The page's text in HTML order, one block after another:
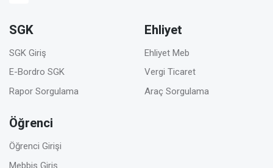
SGK
SGK Giriş
E-Bordro SGK
Rapor Sorgulama
Ehliyet
Ehliyet Meb
Vergi Ticaret
Araç Sorgulama
Öğrenci
Öğrenci Girişi
Mebbis Giriş